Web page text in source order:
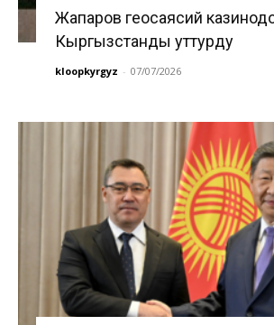
Жапаров геосаясий
Кыргызстанды уттурду
kloopkyrgyz - 07/07/2026